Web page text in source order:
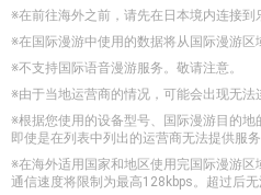
※在前往海外之前，请先在日本境内连接到
※在国际漫游中使用的数据将从国际漫游区
※不支持国际语音漫游服务。敬请注意。
※由于当地运营商的情况，可能会出现无法
※根据您使用的设备型号、国际漫游目的地
即使是在列表中列出的运营商无法提供服
※在海外适用国家和地区使用完国际漫游
通信速度将限制为最高128kbps。超过后无